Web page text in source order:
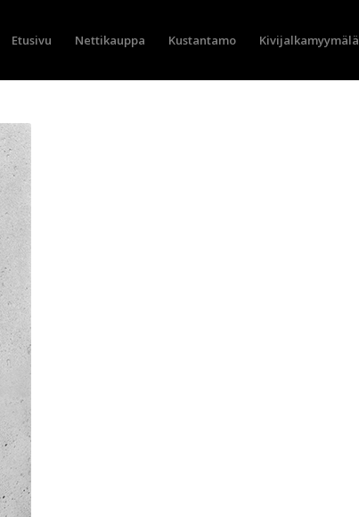
Etusivu Nettikauppa Kustantamo Kivijalkamyymälä